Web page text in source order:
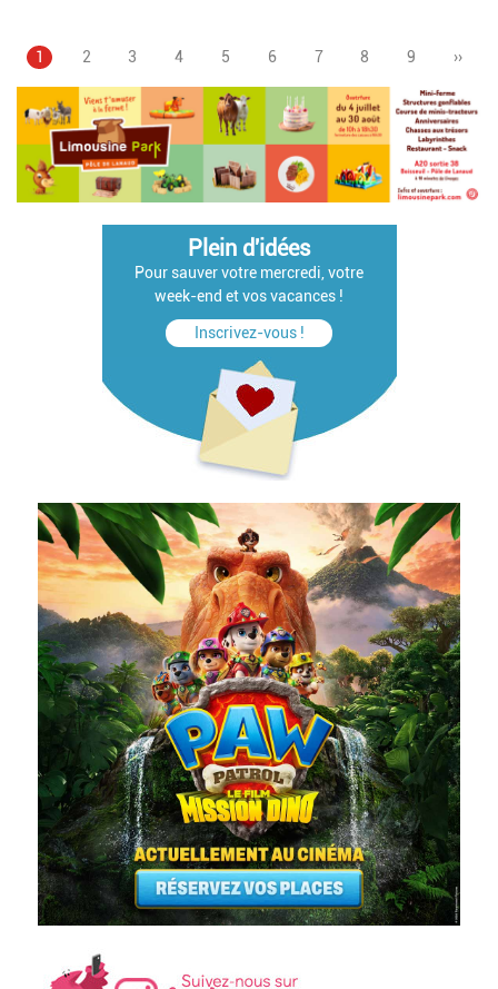
Pagination
Page
1 Page
2 Page
3 Page
4 Page
5 Page
6 Page
7 Page
8 Page
9
Page
››
Plein d'idées
Pour sauver votre mercredi, votre
week-end et vos vacances !
Inscrivez-vous !